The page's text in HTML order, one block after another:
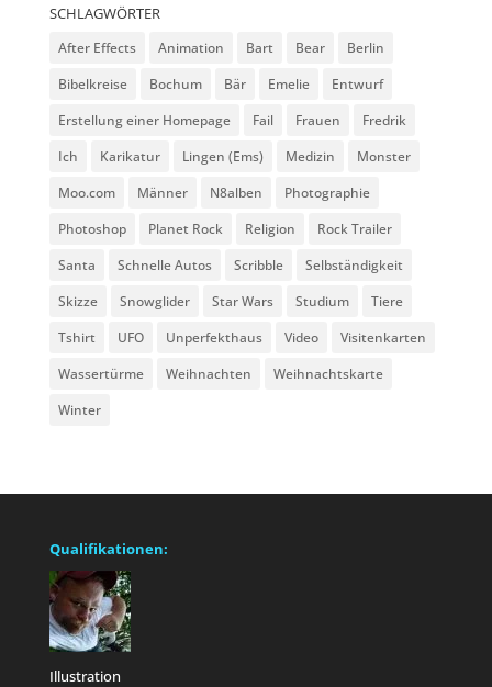
SCHLAGWÖRTER
After Effects Animation Bart Bear
Berlin
Bibelkreise
Bochum Bär Emelie
Entwurf
Erstellung einer Homepage
Fail Frauen
Fredrik
Ich
Karikatur Lingen (Ems) Medizin
Monster
Moo.com
Männer N8alben
Photographie
Photoshop
Planet Rock Religion
Rock Trailer
Santa
Schnelle Autos Scribble
Selbständigkeit
Skizze
Snowglider Star Wars Studium
Tiere
Tshirt
UFO Unperfekthaus Video
Visitenkarten
Wassertürme
Weihnachten
Weihnachtskarte
Winter
Qualifikationen:
Illustration